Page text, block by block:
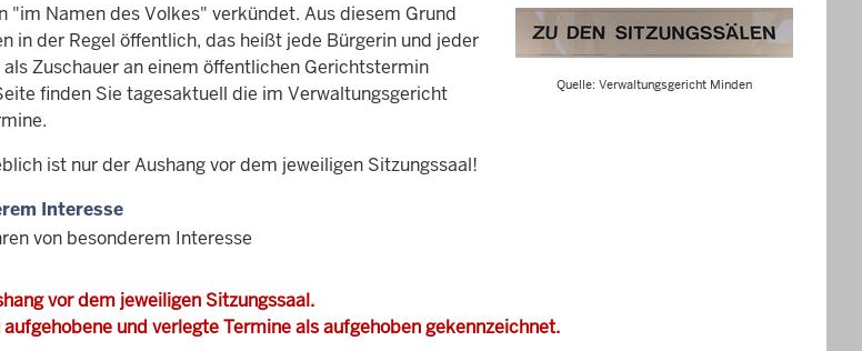
Quelle: Verwaltungsgericht Minden
"im Namen des Volkes" verkündet. Aus diesem Grund
in der Regel öffentlich, das heißt jede Bürgerin und jeder
Zuschauer an einem öffentlichen Gerichtstermin
finden Sie tagesaktuell die im Verwaltungsgericht
ist nur der Aushang vor dem jeweiligen Sitzungssaal!
Interesse
von besonderem Interesse
vor dem jeweiligen Sitzungssaal.
und verlegte Termine als aufgehoben gekennzeichnet.